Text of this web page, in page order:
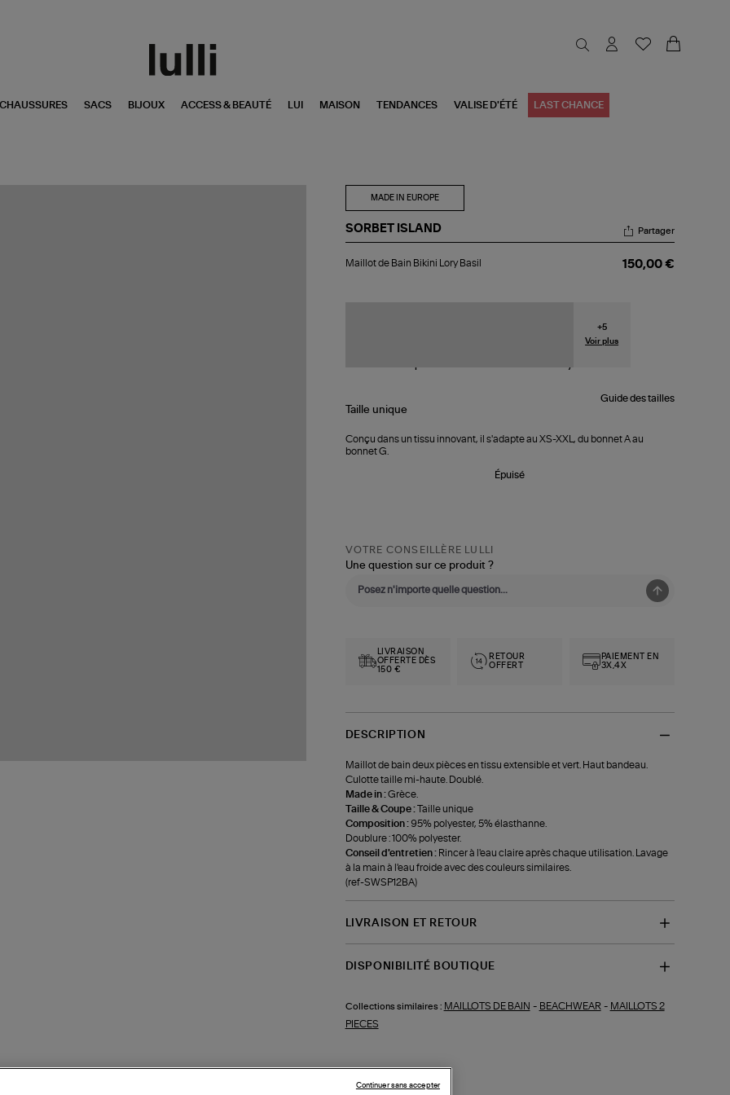
CHAUSSURES SACS BIJOUX ACCESS & BEAUTÉ LUI MAISON TENDANCES VALISE D'ÉTÉ LAST CHANCE
MADE IN EUROPE
SORBET ISLAND
de
Partager
Maillot de Bain Bikini Lory Basil 150,00 €
+5
Voir plus
Guide des tailles
Taille unique
Conçu dans un tissu innovant, il s'adapte au XS-XXL, du bonnet A au
bonnet G.
Épuisé
VOTRE CONSEILLÈRE LULLI
Une question sur ce produit ?
LIVRAISON
OFFERTE DÈS
150 €
RETOUR
OFFERT
PAIEMENT EN
3X,4X
DESCRIPTION
Maillot de bain deux pièces en tissu extensible et vert. Haut bandeau.
Culotte taille mi-haute. Doublé.
Made in :Grèce.
Taille & Coupe :Taille unique
Composition : 95% polyester, 5% élasthanne.
Doublure : 100% polyester.
Conseil d'entretien : Rincer à l'eau claire après chaque utilisation. Lavage
à la main à l'eau froide avec des couleurs similaires.
(ref-SWSP12BA)
LIVRAISON ET RETOUR
DISPONIBILITÉ BOUTIQUE
Collections similaires : MAILLOTS DE BAIN - BEACHWEAR- MAILLOTS 2
PIECES
Continuer sans accepter